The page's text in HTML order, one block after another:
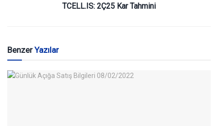
TCELL.IS: 2Ç25 Kar Tahmini
BenzerYazılar